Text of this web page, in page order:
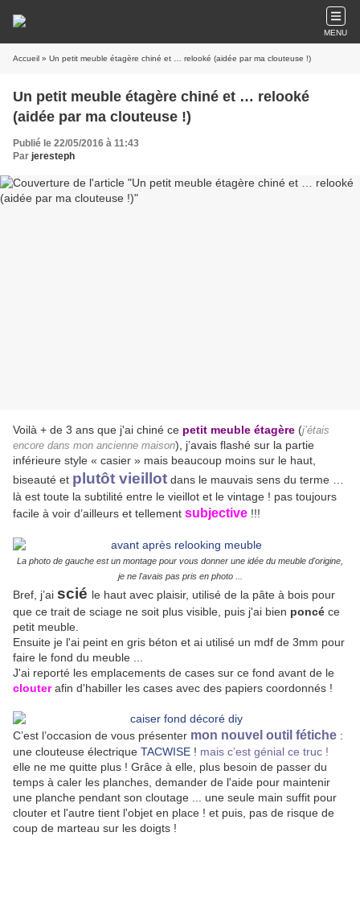
MENU
Accueil » Un petit meuble étagère chiné et … relooké (aidée par ma clouteuse !)
Un petit meuble étagère chiné et … relooké
(aidée par ma clouteuse !)
Publié le 22/05/2016 à 11:43
Par jeresteph
Voilà + de 3 ans que j'ai chiné ce petit meuble étagère (j’étais
encore dans mon ancienne maison), j’avais flashé sur la partie
inférieure style « casier » mais beaucoup moins sur le haut,
biseauté et plutôt vieillot dans le mauvais sens du terme …
là est toute la subtilité entre le vieillot et le vintage ! pas toujours
facile à voir d’ailleurs et tellement subjective !!!
La photo de gauche est un montage pour vous donner une idée du meuble d'origine,
je ne l'avais pas pris en photo ...
Bref, j’ai scié le haut avec plaisir, utilisé de la pâte à bois pour
que ce trait de sciage ne soit plus visible, puis j'ai bien poncé ce
petit meuble.
Ensuite je l'ai peint en gris béton et ai utilisé un mdf de 3mm pour
faire le fond du meuble ...
J'ai reporté les emplacements de cases sur ce fond avant de le
clouterafin d'habiller les cases avec des papiers coordonnés !
C’est l’occasion de vous présenter mon nouvel outil fétiche :
une clouteuse électrique TACWISE ! mais c’est génial ce truc !
elle ne me quitte plus ! Grâce à elle, plus besoin de passer du
temps à caler les planches, demander de l'aide pour maintenir
une planche pendant son cloutage ... une seule main suffit pour
clouter et l'autre tient l'objet en place ! et puis, pas de risque de
coup de marteau sur les doigts !